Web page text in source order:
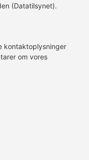
(Datatilsynet).
kontaktoplysninger
om vores